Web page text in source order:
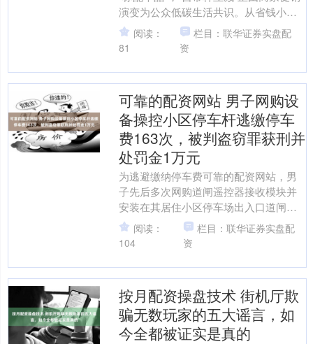
演变为公众低碳生活共识。从省钱小技
巧到环保新自觉，从个体选择到城市风
尚股票配资是去股票....
阅读：
81
栏目：联华证券实盘配
资
可靠的配资网站 男子网购设
备操控小区停车杆逃缴停车
费163次，被判盗窃罪获刑并
处罚金1万元
为逃避缴纳停车费可靠的配资网站，男
子先后多次网购道闸遥控器接收模块并
安装在其居住小区停车场出入口道闸
处，利用遥控抬起停车杆以供其驾驶车
辆不缴费出场，数月累计逃缴....
阅读：
104
栏目：联华证券实盘配
资
按月配资操盘技术 街机厅欺
骗无数玩家的五大谣言，如
今全都被证实是真的